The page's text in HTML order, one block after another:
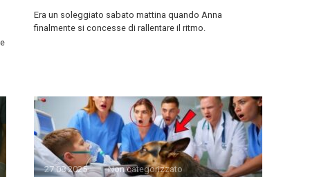
Era un soleggiato sabato mattina quando Anna
finalmente si concesse di rallentare il ritmo.
27.08.2025
Non categorizzato